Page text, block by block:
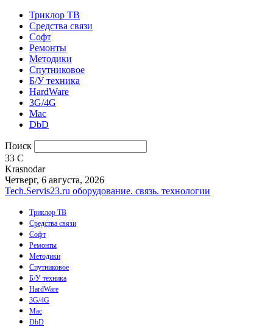
Триклор ТВ
Средства связи
Софт
Ремонты
Методики
Спутниковое
Б/У техника
HardWare
3G/4G
Mac
DbD
Поиск
33 C
Krasnodar
Четверг, 6 августа, 2026
Tech.Servis23.ru оборудование. связь. технологии
Триклор ТВ
Средства связи
Софт
Ремонты
Методики
Спутниковое
Б/У техника
HardWare
3G/4G
Mac
DbD